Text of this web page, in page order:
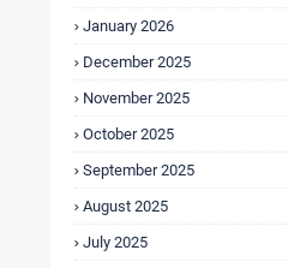
January 2026
December 2025
November 2025
October 2025
September 2025
August 2025
July 2025